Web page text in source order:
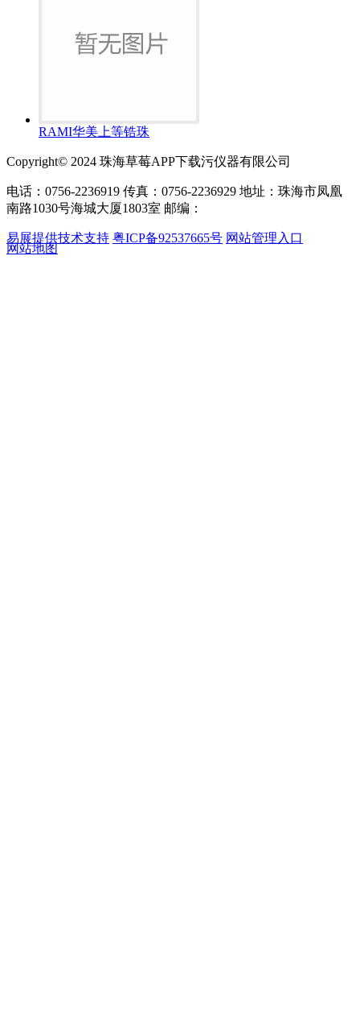
RAMI华美上等锆珠
Copyright© 2024 珠海草莓APP下载污仪器有限公司
电话：0756-2236919 传真：0756-2236929 地址：珠海市凤凰
南路1030号海城大厦1803室 邮编：
易展提供技术支持 粤ICP备92537665号 网站管理入口
网站地图